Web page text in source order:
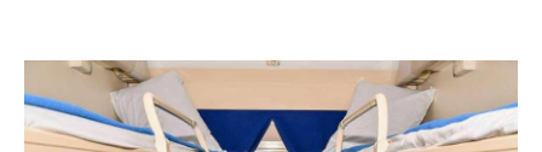
Видео